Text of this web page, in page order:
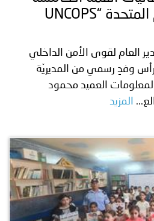
لقادة شرطة الأمم المتحدة “UNCOPS
العام لقوى الأمن الداخلي
رأس وفدٍ رسمي من المديريّة
العميد محمود
المزيد